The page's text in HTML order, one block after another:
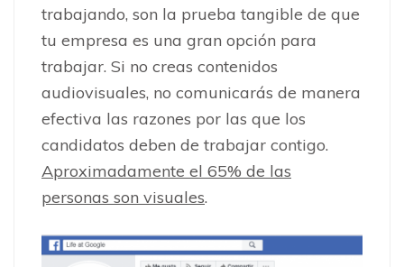
trabajando, son la prueba tangible de que
tu empresa es una gran opción para
trabajar. Si no creas contenidos
audiovisuales, no comunicarás de manera
efectiva las razones por las que los
candidatos deben de trabajar contigo.
Aproximadamente el 65% de las
personas son visuales.